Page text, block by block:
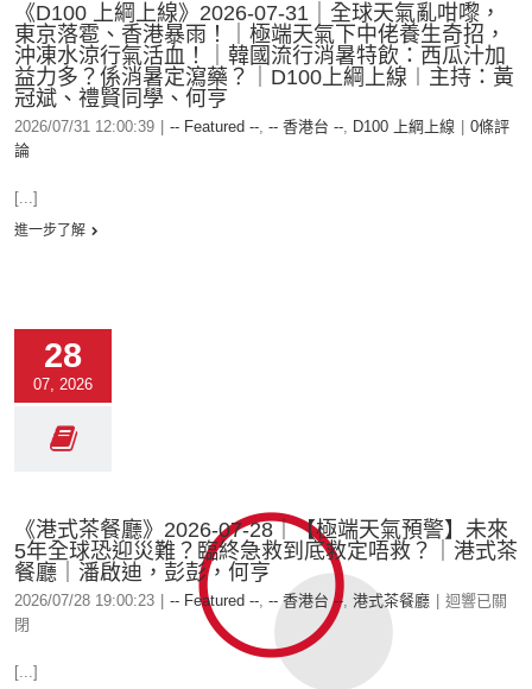
《D100 上綱上線》2026-07-31｜全球天氣亂咁嚟，
東京落雹、香港暴雨！｜極端天氣下中佬養生奇招，
沖凍水涼行氣活血！｜韓國流行消暑特飲：西瓜汁加
益力多？係消暑定瀉藥？｜D100上綱上線︱主持：黃
冠斌、禮賢同學、何亨
2026/07/31 12:00:39 -- Featured --, -- 香港台 --, D100 上綱上線
0條評
論
[...]
進一步了解
28
07, 2026
《港式茶餐廳》2026-07-28｜【極端天氣預警】未來
5年全球恐迎災難？臨終急救到底救定唔救？｜港式茶
餐廳｜潘啟迪，彭彭，何亨
2026/07/28 19:00:23 -- Featured --, -- 香港台 --, 港式茶餐廳
迴響已關
閉
[...]